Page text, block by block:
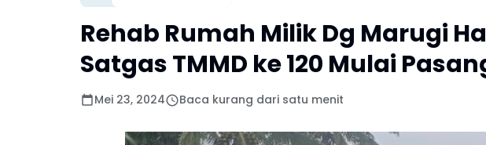
Rehab Rumah Milik Dg Marugi
Satgas TMMD ke 120 Mulai
Mei 23, 2024 Baca kurang dari satu menit